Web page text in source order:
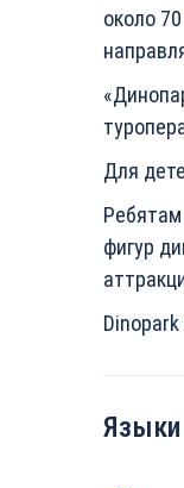
около
Для
фигур
Языки